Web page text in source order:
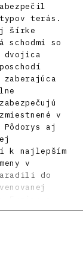
terás.
šírke
schodmi so
dvojica
v
aj
k najlepším
v
do
Európe a
aj
niekoľkým